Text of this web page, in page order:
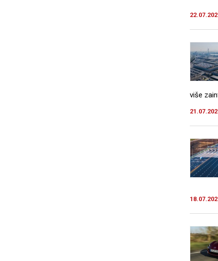
više